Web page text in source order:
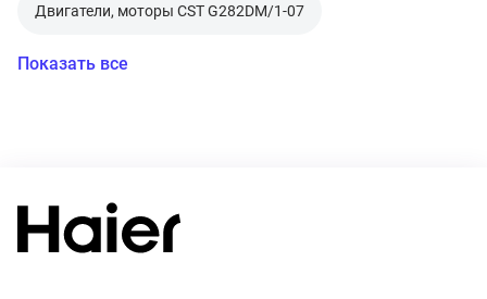
Двигатели, моторы CST G282DM/1-07
Показать все